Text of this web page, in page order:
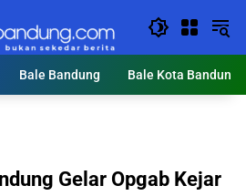
Bale Bandung Bale Kota Bandung
Gelar Opgab Kejar